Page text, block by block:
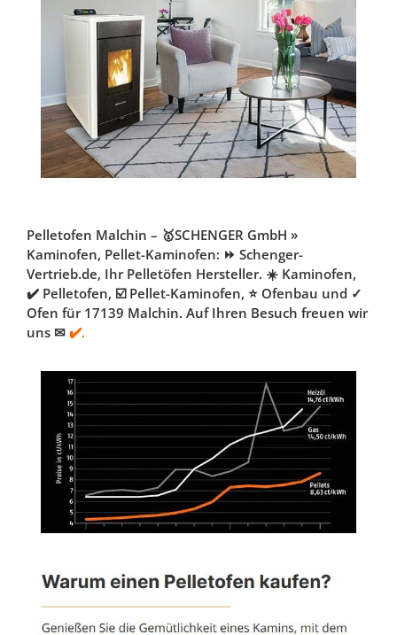
Pelletofen Malchin – 🥇SCHENGER GmbH »
Kaminofen, Pellet-Kaminofen: ⏩ Schenger-
Vertrieb.de, Ihr Pelletöfen Hersteller. ☀️ Kaminofen,
✔️ Pelletofen, ☑️ Pellet-Kaminofen, ⭐ Ofenbau und ✓
Ofen für 17139 Malchin. Auf Ihren Besuch freuen wir
uns ✉ ✔️.